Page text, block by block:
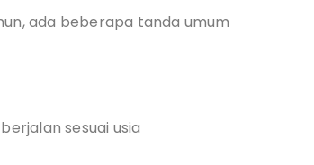
ada beberapa tanda umum
sesuai usia